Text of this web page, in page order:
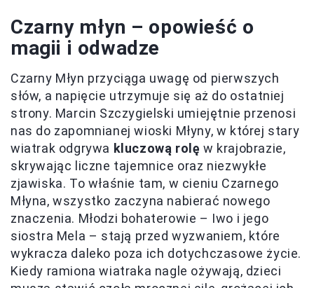
Czarny młyn – opowieść o
magii i odwadze
Czarny Młyn przyciąga uwagę od pierwszych
słów, a napięcie utrzymuje się aż do ostatniej
strony. Marcin Szczygielski umiejętnie przenosi
nas do zapomnianej wioski Młyny, w której stary
wiatrak odgrywa kluczową rolę w krajobrazie,
skrywając liczne tajemnice oraz niezwykłe
zjawiska. To właśnie tam, w cieniu Czarnego
Młyna, wszystko zaczyna nabierać nowego
znaczenia. Młodzi bohaterowie – Iwo i jego
siostra Mela – stają przed wyzwaniem, które
wykracza daleko poza ich dotychczasowe życie.
Kiedy ramiona wiatraka nagle ożywają, dzieci